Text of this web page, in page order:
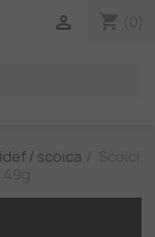
shopping_cart (0)

/ scoica
Scoici